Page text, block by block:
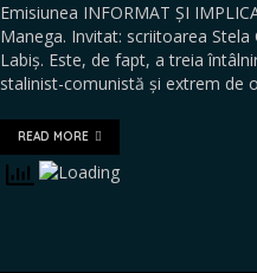
Emisiunea INFORMAT ȘI
Manega. Invitat: scriitoarea
Labiș. Este, de fapt, a treia
stalinist-comunistă și extrem de
READ MORE